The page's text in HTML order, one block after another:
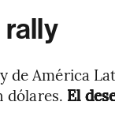
rally
de América
dólares. El